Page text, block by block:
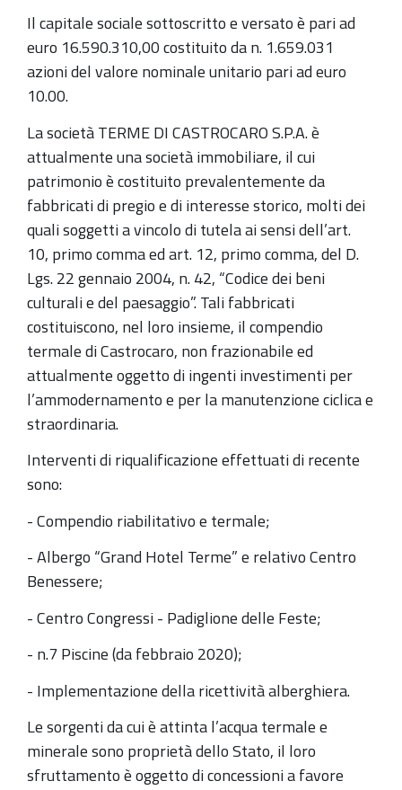
Il capitale sociale sottoscritto e versato è pari ad
euro 16.590.310,00 costituito da n. 1.659.031
azioni del valore nominale unitario pari ad euro
10.00.
La società TERME DI CASTROCARO S.P.A. è
attualmente una società immobiliare, il cui
patrimonio è costituito prevalentemente da
fabbricati di pregio e di interesse storico, molti dei
quali soggetti a vincolo di tutela ai sensi dell’art.
10, primo comma ed art. 12, primo comma, del D.
Lgs. 22 gennaio 2004, n. 42, “Codice dei beni
culturali e del paesaggio”. Tali fabbricati
costituiscono, nel loro insieme, il compendio
termale di Castrocaro, non frazionabile ed
attualmente oggetto di ingenti investimenti per
l’ammodernamento e per la manutenzione ciclica e
straordinaria.
Interventi di riqualificazione effettuati di recente
sono:
- Compendio riabilitativo e termale;
- Albergo “Grand Hotel Terme” e relativo Centro
Benessere;
- Centro Congressi - Padiglione delle Feste;
- n.7 Piscine (da febbraio 2020);
- Implementazione della ricettività alberghiera.
Le sorgenti da cui è attinta l’acqua termale e
minerale sono proprietà dello Stato, il loro
sfruttamento è oggetto di concessioni a favore